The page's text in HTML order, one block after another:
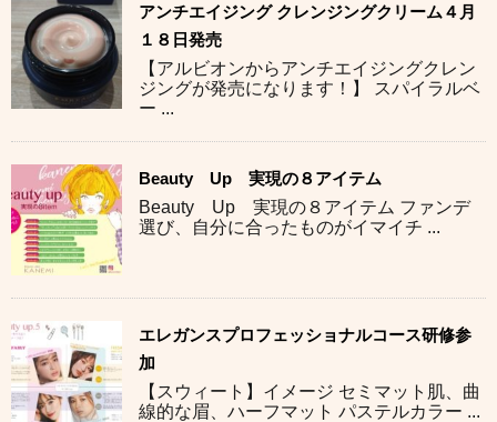
アンチエイジング クレンジングクリーム４月
１８日発売
【アルビオンからアンチエイジングクレン
ジングが発売になります！】 スパイラルベ
ー ...
Beauty Up 実現の８アイテム
Beauty Up 実現の８アイテム ファンデ
選び、自分に合ったものがイマイチ ...
エレガンスプロフェッショナルコース研修参
加
【スウィート】イメージ セミマット肌、曲
線的な眉、ハーフマット パステルカラー ...